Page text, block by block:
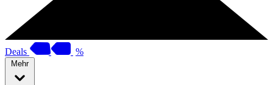
Deals %
Mehr